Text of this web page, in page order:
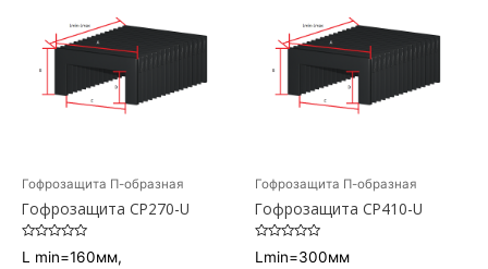
Гофрозащита П-образная
Гофрозащита CP270-U
Оценка
0
L min=160мм,
Гофрозащита П-образная
Гофрозащита CP410-U
Оценка
0
Lmin=300мм